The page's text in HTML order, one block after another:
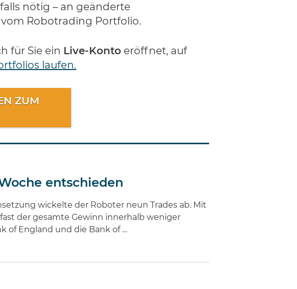
nötig – an geänderte
Robotrading Portfolio.
für Sie ein Live-Konto eröffnet, auf
laufen.
ZUM
entschieden
wickelte der Roboter neun Trades ab. Mit
der gesamte Gewinn innerhalb weniger
of England und die Bank of …